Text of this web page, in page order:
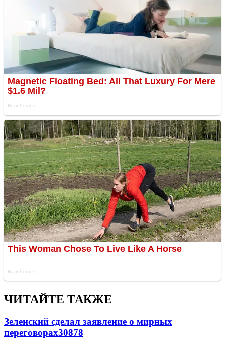
ЧИТАЙТЕ ТАКЖЕ
Зеленский сделал заявление о мирных
переговорах30878